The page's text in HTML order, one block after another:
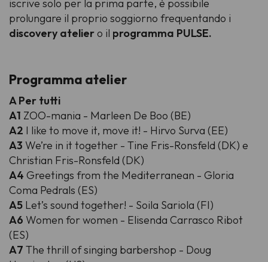
iscrive solo per la prima parte, è possibile
prolungare il proprio soggiorno frequentando i
discovery ateliero il programma PULSE.
Programma atelier
A Per tutti
A1 ZOO-mania - Marleen De Boo (BE)
A2 I like to move it, move it! - Hirvo Surva (EE)
A3 We’re in it together - Tine Fris-Ronsfeld (DK) e
Christian Fris-Ronsfeld (DK)
A4 Greetings from the Mediterranean - Gloria
Coma Pedrals (ES)
A5 Let’s sound together! - Soila Sariola (FI)
A6 Women for women - Elisenda Carrasco Ribot
(ES)
A7 The thrill of singing barbershop - Doug